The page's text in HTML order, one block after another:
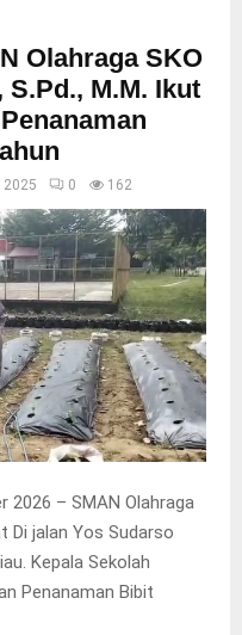
Olahraga SKO
M.M. Ikut
2025 0 162
2026 – SMAN Olahraga
Di jalan Yos Sudarso
Kepala Sekolah
Penanaman Bibit